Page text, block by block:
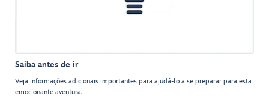
Saiba antes de ir
Veja informações adicionais importantes para ajudá-lo a se preparar para esta
emocionante aventura.